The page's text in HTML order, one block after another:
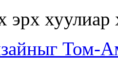
эрх хуулиар